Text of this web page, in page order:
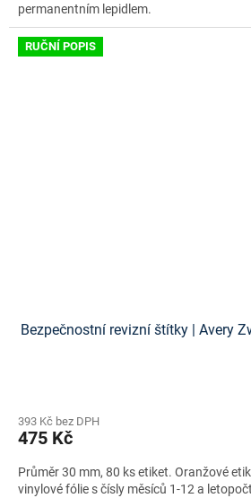
permanentním lepidlem.
RUČNÍ POPIS
Bezpečnostní revizní štítky | Avery
393 Kč bez DPH
475 Kč
Průměr 30 mm, 80 ks etiket. Oranžové
vinylové fólie s čísly měsíců 1-12 a